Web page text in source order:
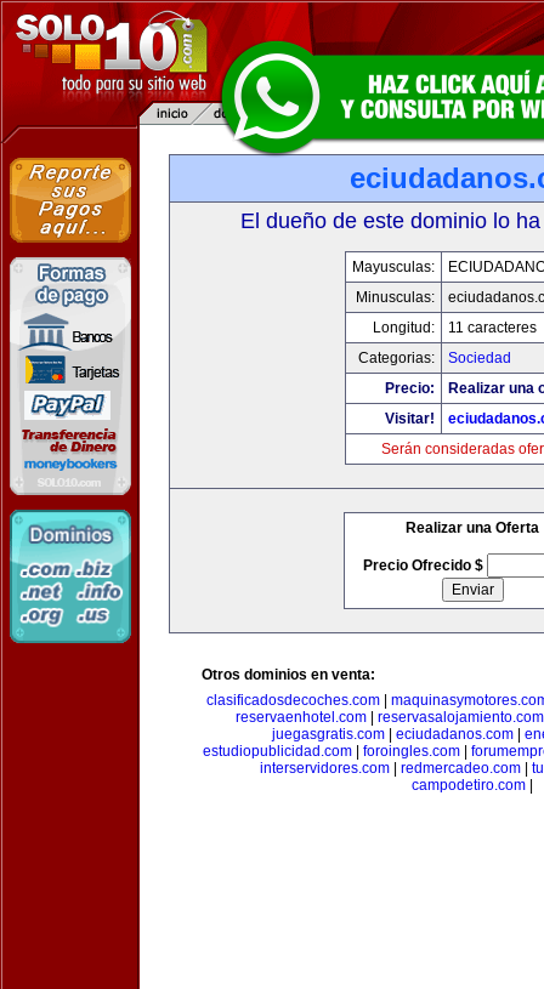
El dueño de este dominio lo
Mayusculas:
Minusculas:
Longitud:
11 caracteres
Categorias:
Sociedad
Precio:
Realizar una
Visitar!
Serán consideradas
Realizar una Oferta
Precio Ofrecido $
Otros dominios en venta:
clasificadosdecoches.com
reservaenhotel.com| reservasalojamiento.com
juegasgratis.com
eciudadanos.com
estudiopublicidad.com| foroingles.com|
interservidores.com
redmercadeo.com
campodetiro.com